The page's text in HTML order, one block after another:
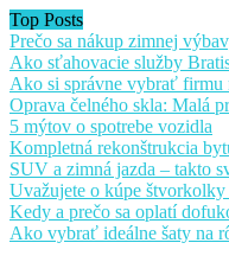
Top Posts
Prečo sa nákup zimnej
Ako sťahovacie služby
Ako si správne vybrať firmu
Oprava čelného skla: Malá
5 mýtov o spotrebe vozidla
Kompletná rekonštrukcia
SUV a zimná jazda – takto
Uvažujete o kúpe štvorkolky
Kedy a prečo sa oplatí
Ako vybrať ideálne šaty na